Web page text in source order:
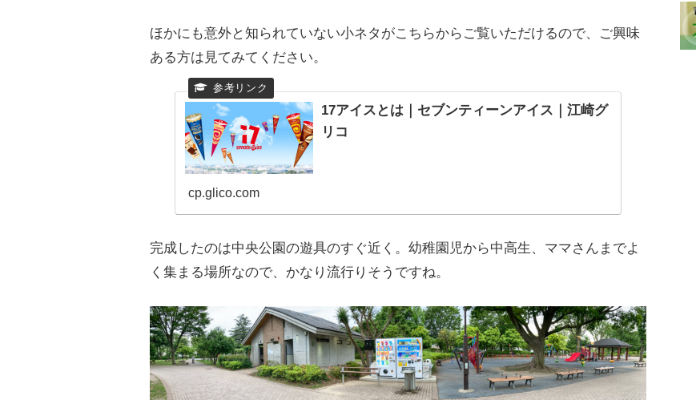
ほかにも意外と知られていない小ネタがこちらからご覧いただけるので、ご興味
ある方は見てみてください。
17アイスとは｜セブンティーンアイス｜江崎グ
リコ
cp.glico.com
完成したのは中央公園の遊具のすぐ近く。幼稚園児から中高生、ママさんまでよ
く集まる場所なので、かなり流行りそうですね。